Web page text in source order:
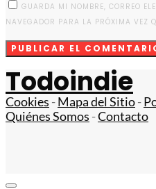
GUARDA MI NOMBRE, CORREO
NAVEGADOR PARA LA PRÓXIMA VEZ
Todoindie
Cookies -Mapa del Sitio-
Quiénes Somos -Contacto